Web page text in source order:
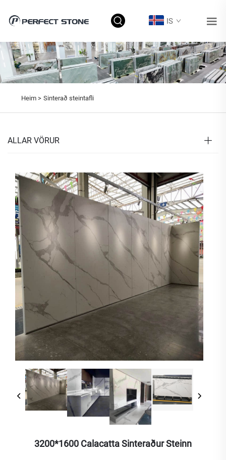
IS
Heim > Sinterað steintafli
ALLAR VÖRUR
3200*1600 Calacatta Sinteraður Steinn